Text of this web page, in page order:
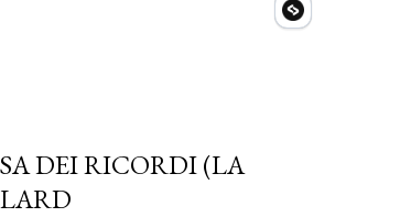
DEI RICORDI (LA